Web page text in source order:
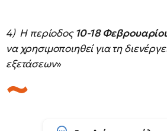
4) Η περίοδος10-18
να χρησιμοποιηθεί για τη
εξετάσεων»